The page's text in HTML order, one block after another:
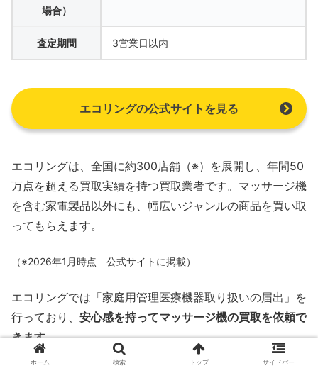
場合）
査定期間 3営業日以内
エコリングの公式サイトを見る
エコリングは、全国に約300店舗（※）を展開し、年間50
万点を超える買取実績を持つ買取業者です。マッサージ機
を含む家電製品以外にも、幅広いジャンルの商品を買い取
ってもらえます。
（※2026年1月時点 公式サイトに掲載）
エコリングでは「家庭用管理医療機器取り扱いの届出」を
行っており、 安心感を持ってマッサージ機の買取を依頼で
きます。
ホーム 検索 トップ サイドバー